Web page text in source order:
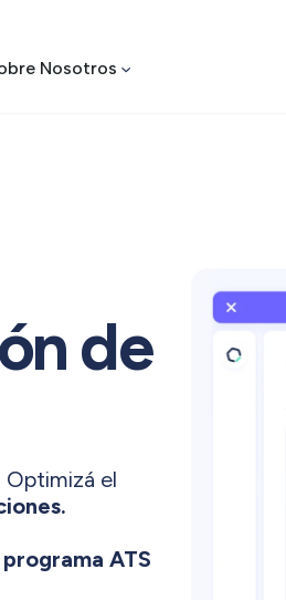
Nosotros
de
Optimizá el
ATS